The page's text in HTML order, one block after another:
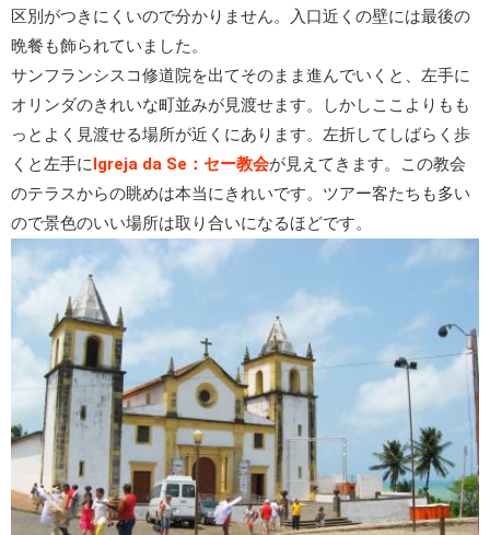
区別がつきにくいので分かりません。入口近くの壁には最後の
晩餐も飾られていました。
サンフランシスコ修道院を出てそのまま進んでいくと、左手に
オリンダのきれいな町並みが見渡せます。しかしここよりもも
っとよく見渡せる場所が近くにあります。左折してしばらく歩
くと左手にIgreja da Se：セー教会が見えてきます。この教会
のテラスからの眺めは本当にきれいです。ツアー客たちも多い
ので景色のいい場所は取り合いになるほどです。